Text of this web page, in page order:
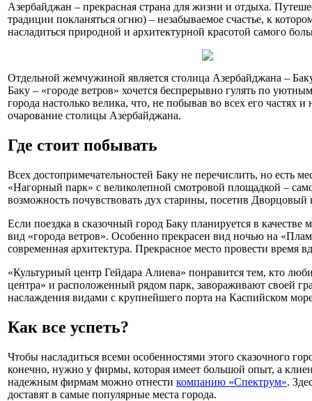
Азербайджан – прекрасная страна для жизни и отдыха.
традиции покланяться огню) – незабываемое счастье, к
насладиться природной и архитектурной красотой самого
Отдельной жемчужиной является столица Азербайджана –
Баку – «городе ветров» хочется беспрерывно гулять по
города настолько велика, что, не побывав во всех его частях
очарование столицы Азербайджана.
Где стоит побывать
Всех достопримечательностей Баку не перечислить, но есть
«Нагорный парк» с великолепной смотровой площадкой –
возможность почувствовать дух старины, посетив
Если поездка в сказочный город Баку планируется в
вид «города ветров». Особенно прекрасен вид ночью на
современная архитектура. Прекрасное место провести время
«Культурный центр Гейдара Алиева» понравится тем, кто
центра» и расположенный рядом парк, завораживают своей
наслаждения видами с крупнейшего порта на Каспийском
Как все успеть?
Чтобы насладиться всеми особенностями этого сказочного
конечно, нужно у фирмы, которая имеет большой опыт, а
надежным фирмам можно отнести компанию «Спектрум».
доставят в самые популярные места города.